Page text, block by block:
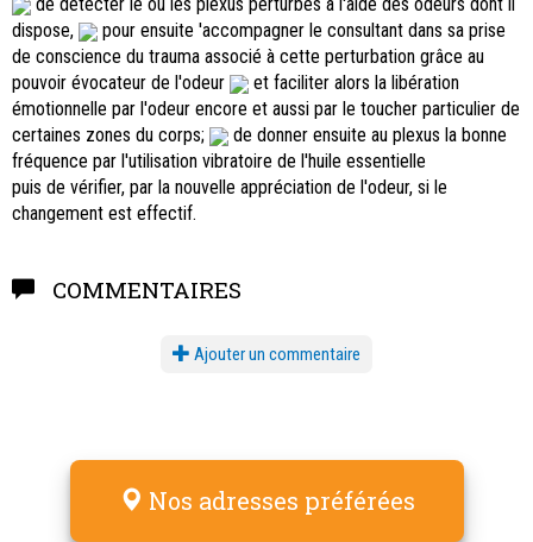
de détecter le ou les plexus perturbés à l'aide des odeurs dont il
dispose,
pour ensuite 'accompagner le consultant dans sa prise
de conscience du trauma associé à cette perturbation grâce au
pouvoir évocateur de l'odeur
et faciliter alors la libération
émotionnelle par l'odeur encore et aussi par le toucher particulier de
certaines zones du corps;
de donner ensuite au plexus la bonne
fréquence par l'utilisation vibratoire de l'huile essentielle
puis de vérifier, par la nouvelle appréciation de l'odeur, si le
changement est effectif.
COMMENTAIRES
Ajouter un commentaire
Nos adresses préférées